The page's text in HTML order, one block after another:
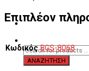
Επιπλέον
Κωδικός BGS-8068